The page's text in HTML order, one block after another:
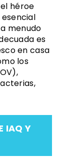
héroe
menudo
es
en casa
los
IAQ Y